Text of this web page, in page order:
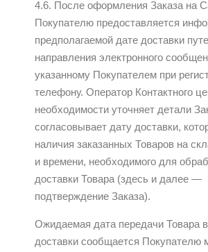
4.6. После оформления Заказа на
Покупателю предоставляется
предполагаемой дате доставки
направления электронного
указанному Покупателем при
телефону. Оператор Контактного
необходимости уточняет детали
согласовывает дату доставки,
наличия заказанных Товаров на
и времени, необходимого для
доставки Товара (здесь и далее —
подтверждение Заказа).
Ожидаемая дата передачи Товара
доставки сообщается Покупателю